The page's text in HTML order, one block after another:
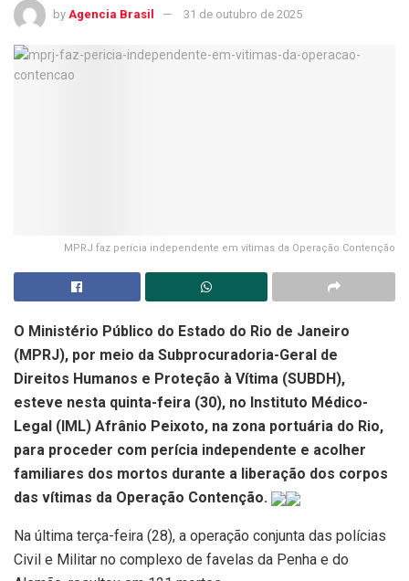
by Agencia Brasil 31 de outubro de 2025
MPRJ faz perícia independente em vítimas da Operação Contenção
O Ministério Público do Estado do Rio de Janeiro
(MPRJ), por meio da Subprocuradoria-Geral de
Direitos Humanos e Proteção à Vítima (SUBDH),
esteve nesta quinta-feira (30), no Instituto Médico-
Legal (IML) Afrânio Peixoto, na zona portuária do Rio,
para proceder com perícia independente e acolher
familiares dos mortos durante a liberação dos corpos
das vítimas da Operação Contenção.
Na última terça-feira (28), a operação conjunta das polícias
Civil e Militar no complexo de favelas da Penha e do